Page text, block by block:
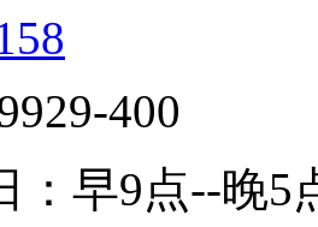
400
：早9点--晚5